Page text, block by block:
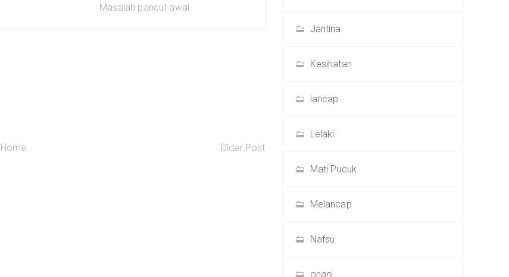
Masalah pancut awal
Home Older Post
Jantina
Kesihatan
lancap
Lelaki
Mati Pucuk
Melancap
Nafsu
onani